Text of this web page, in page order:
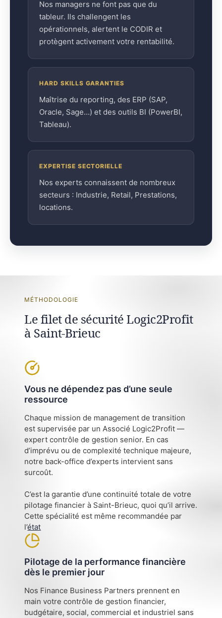
Nos managers ne font pas que du
tableur. Ils challengent les
opérationnels, alertent le CODIR et
protègent activement votre rentabilité.
HARD SKILLS GARANTIES
Maîtrise du reporting, des ERP (SAP,
Oracle, Sage…) et des outils BI (PowerBI,
Tableau).
EXPERTISE SECTORIELLE
Nos experts connaissent de nombreux
secteurs : Industrie, Retail, Prestations,
locations.
MÉTHODOLOGIE
Le filet de sécurité Logic2Profit
à Saint-Brieuc
Vous ne dépendez pas d’une seule
ressource
Chaque mission de management de transition
est supervisée par un Associé Logic2Profit —
expert contrôle de gestion senior. En cas
d’imprévu ou de complexité technique majeure,
notre back-office d’experts intervient sans
surcoût.
C’est la garantie d’une continuité totale de votre
pilotage financier à Saint-Brieuc, quoi qu’il arrive.
Cette spécialité est même recommandée par
l’état
Pilotage de la performance financière
dès le premier jour
Nos Finance Business Partners prennent en
main votre contrôle de gestion financier,
budgétaire, social, commercial et industriel sans